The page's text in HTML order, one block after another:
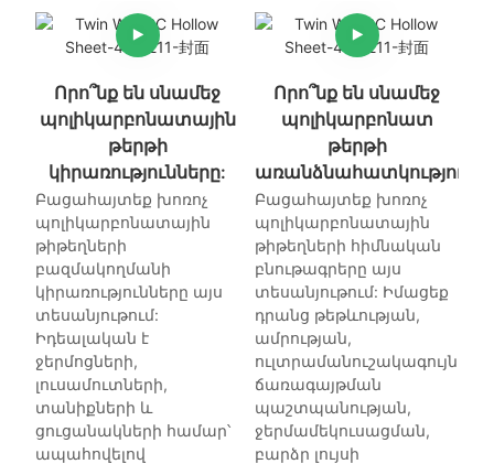
Որո՞նք են սնամեջ
պոլիկարբոնատային
թերթի
կիրառությունները:
Բացահայտեք խոռոչ
պոլիկարբոնատային
թիթեղների
բազմակողմանի
կիրառությունները այս
տեսանյութում:
Իդեալական է
ջերմոցների,
լուսամուտների,
տանիքների և
ցուցանակների համար՝
ապահովելով
Որո՞նք են սնամեջ
պոլիկարբոնատ
թերթի
Բացահայտեք խոռոչ
պոլիկարբոնատային
թիթեղների հիմնական
բնութագրերը այս
տեսանյութում: Իմացեք
դրանց թեթևության,
ամրության,
ուլտրամանուշակագույն
ճառագայթման
պաշտպանության,
ջերմամեկուսացման,
բարձր լույսի